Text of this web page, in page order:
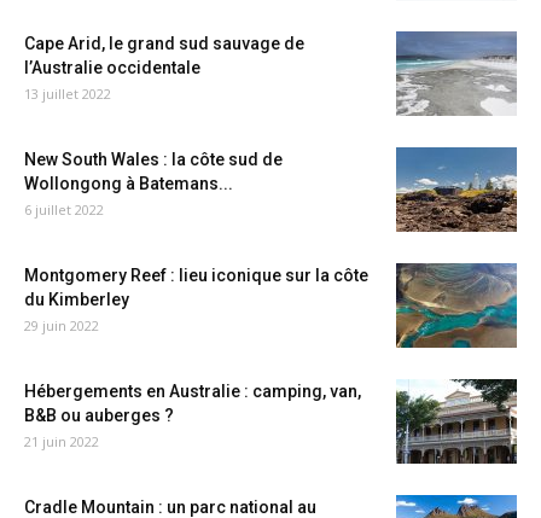
Cape Arid, le grand sud sauvage de
l’Australie occidentale
13 juillet 2022
New South Wales : la côte sud de
Wollongong à Batemans...
6 juillet 2022
Montgomery Reef : lieu iconique sur la côte
du Kimberley
29 juin 2022
Hébergements en Australie : camping, van,
B&B ou auberges ?
21 juin 2022
Cradle Mountain : un parc national au